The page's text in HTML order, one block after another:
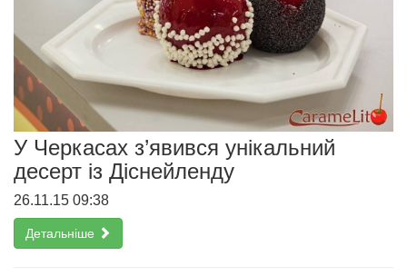
У Черкасах з’явився унікальний
десерт із Діснейленду
26.11.15 09:38
Детальніше